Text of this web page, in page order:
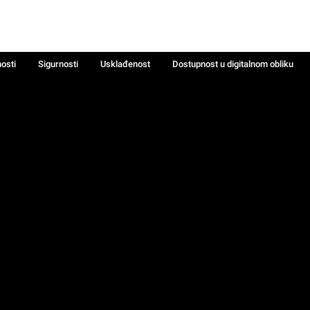
Sigurnosti Usklađenost
Dostupnost u digitalnom obliku